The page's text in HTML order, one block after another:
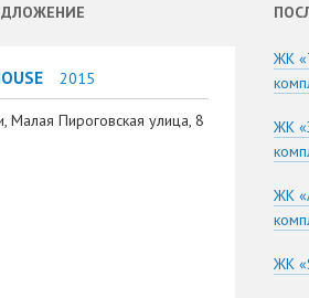
2015
Малая Пироговская улица, 8
ЖК
ЖК
ЖК
ЖК